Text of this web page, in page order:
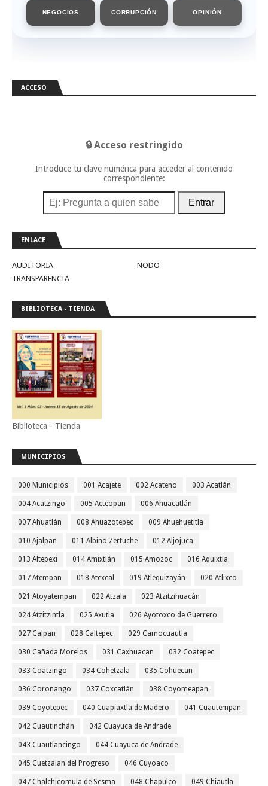
NEGOCIOS CORRUPCIÓN OPINIÓN
ACCESO
🔒 Acceso restringido
Introduce tu clave numérica para acceder al contenido
correspondiente:
Entrar
ENLACE
AUDITORIA
NODO
TRANSPARENCIA
BIBLIOTECA - TIENDA
Biblioteca - Tienda
MUNICIPIOS
000 Municipios 001 Acajete 002 Acateno 003 Acatlán
004 Acatzingo 005 Acteopan 006 Ahuacatlán
007 Ahuatlán 008 Ahuazotepec 009 Ahuehuetitla
010 Ajalpan 011 Albino Zertuche 012 Aljojuca
013 Altepexi 014 Amixtlán 015 Amozoc 016 Aquixtla
017 Atempan 018 Atexcal 019 Atlequizayán 020 Atlixco
021 Atoyatempan 022 Atzala 023 Atzitzihuacán
024 Atzitzintla 025 Axutla 026 Ayotoxco de Guerrero
027 Calpan 028 Caltepec 029 Camocuautla
030 Cañada Morelos 031 Caxhuacan 032 Coatepec
033 Coatzingo 034 Cohetzala 035 Cohuecan
036 Coronango 037 Coxcatlán 038 Coyomeapan
039 Coyotepec 040 Cuapiaxtla de Madero 041 Cuautempan
042 Cuautinchán 042 Cuayuca de Andrade
043 Cuautlancingo 044 Cuayuca de Andrade
045 Cuetzalan del Progreso 046 Cuyoaco
047 Chalchicomula de Sesma 048 Chapulco 049 Chiautla